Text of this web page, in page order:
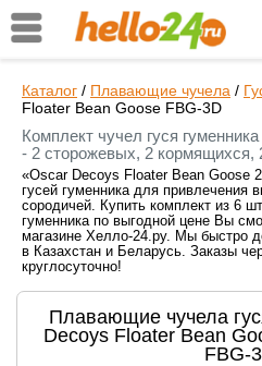
Каталог / Плавающие чучела /
Floater Bean Goose FBG-3D
Комплект чучел гуся
- 2 сторожевых, 2
«Oscar Decoys Floater Bean Goose
гусей гуменника для привлечения
сородичей. Купить комплект из 6
гуменника по выгодной цене Вы
магазине Хелло-24.ру. Мы быстро
в Казахстан и Беларусь. Заказы
круглосуточно!
Плавающие чучела
Decoys Floater Bean
FBG-